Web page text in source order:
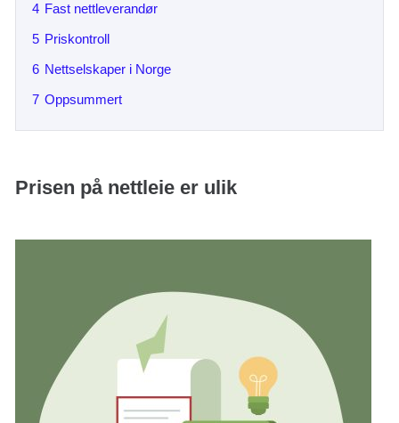
4 Fast nettleverandør
5 Priskontroll
6 Nettselskaper i Norge
7 Oppsummert
Prisen på nettleie er ulik